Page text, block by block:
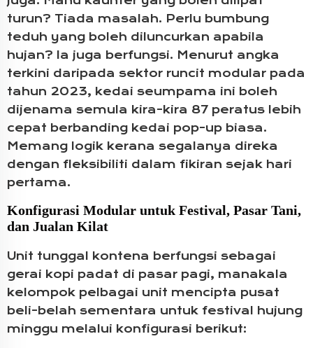
turun? Tiada masalah. Perlu bumbung
teduh yang boleh diluncurkan apabila
hujan? Ia juga berfungsi. Menurut angka
terkini daripada sektor runcit modular pada
tahun 2023, kedai seumpama ini boleh
dijenama semula kira-kira 87 peratus lebih
cepat berbanding kedai pop-up biasa.
Memang logik kerana segalanya direka
dengan fleksibiliti dalam fikiran sejak hari
pertama.
Konfigurasi Modular untuk Festival, Pasar Tani,
dan Jualan Kilat
Unit tunggal kontena berfungsi sebagai
gerai kopi padat di pasar pagi, manakala
kelompok pelbagai unit mencipta pusat
beli-belah sementara untuk festival hujung
minggu melalui konfigurasi berikut: